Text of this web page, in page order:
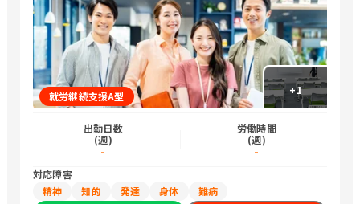
+1
就労継続支援A型
出勤日数
(週)
-
労働時間
(週)
-
対応障害
精神
知的 発達 身体 難病